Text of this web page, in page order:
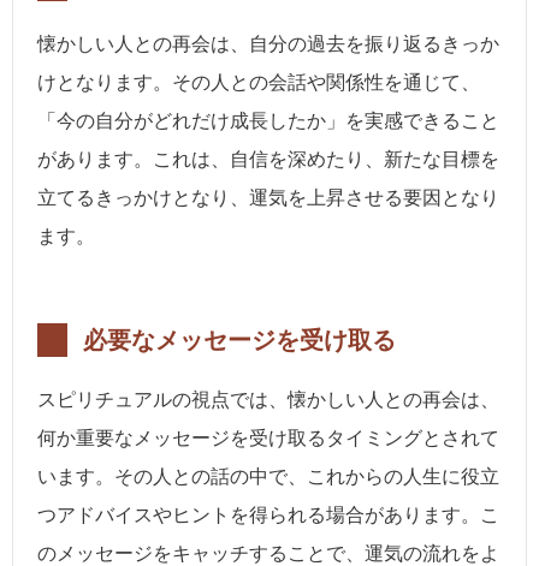
懐かしい人との再会は、自分の過去を振り返るきっか
けとなります。その人との会話や関係性を通じて、
「今の自分がどれだけ成長したか」を実感できること
があります。これは、自信を深めたり、新たな目標を
立てるきっかけとなり、運気を上昇させる要因となり
ます。
必要なメッセージを受け取る
スピリチュアルの視点では、懐かしい人との再会は、
何か重要なメッセージを受け取るタイミングとされて
います。その人との話の中で、これからの人生に役立
つアドバイスやヒントを得られる場合があります。こ
のメッセージをキャッチすることで、運気の流れをよ